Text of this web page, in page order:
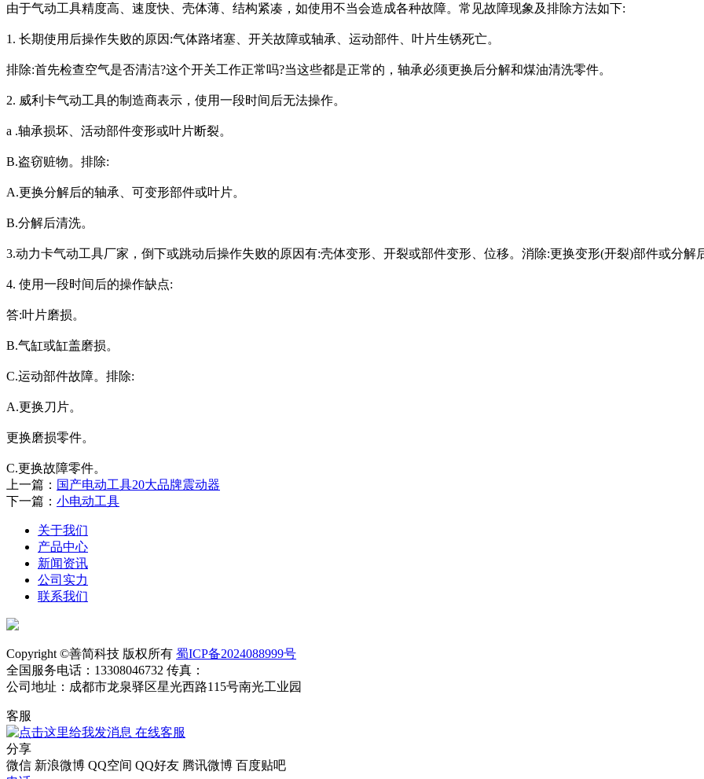
由于气动工具精度高、速度快、壳体薄、结构紧凑，如使用不当会造成各种故障。常见故障现象及排除方法如下:
1. 长期使用后操作失败的原因:气体路堵塞、开关故障或轴承、运动部件、叶片生锈死亡。
排除:首先检查空气是否清洁?这个开关工作正常吗?当这些都是正常的，轴承必须更换后分解和煤油清洗零件。
2. 威利卡气动工具的制造商表示，使用一段时间后无法操作。
a .轴承损坏、活动部件变形或叶片断裂。
B.盗窃赃物。排除:
A.更换分解后的轴承、可变形部件或叶片。
B.分解后清洗。
3.动力卡气动工具厂家，倒下或跳动后操作失败的原因有:壳体变形、开裂或部件变形、位移。消除:更换变形(开裂)部件或分解
4. 使用一段时间后的操作缺点:
答:叶片磨损。
B.气缸或缸盖磨损。
C.运动部件故障。排除:
A.更换刀片。
更换磨损零件。
C.更换故障零件。
上一篇： 国产电动工具20大品牌震动器
下一篇： 小电动工具
关于我们
产品中心
新闻资讯
公司实力
联系我们
Copyright ©善简科技 版权所有 蜀ICP备2024088999号
全国服务电话：13308046732 传真：
公司地址：成都市龙泉驿区星光西路115号南光工业园
客服
在线客服
分享
微信 新浪微博 QQ空间 QQ好友 腾讯微博 百度贴吧